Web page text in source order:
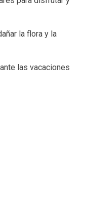
la flora y la
las vacaciones